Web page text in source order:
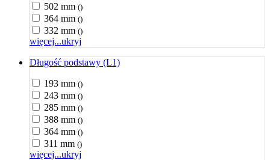
502 mm ()
364 mm ()
332 mm ()
więcej...ukryj
Długość podstawy (L1)
193 mm ()
243 mm ()
285 mm ()
388 mm ()
364 mm ()
311 mm ()
więcej...ukryj